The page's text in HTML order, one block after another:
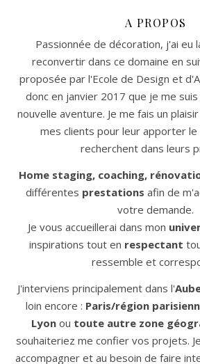
A PROPOS
Passionnée de décoration, j'ai eu
reconvertir dans ce domaine en
proposée par l'Ecole de Design et
donc en janvier 2017 que je me
nouvelle aventure. Je me fais un
mes clients pour leur apporter
recherchent dans leurs
Home staging, coaching,
différentes prestations afin de
votre demande.
Je vous accueillerai dans mon
inspirations tout en respectant
ressemble et
J'interviens principalement dans l'
loin encore : Paris/région
Lyonou toute autre zone
souhaiteriez me confier vos projets.
accompagner et au besoin de faire